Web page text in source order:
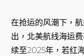
在抢运的风潮下，
出，北美航线海运
续至2025年，若红